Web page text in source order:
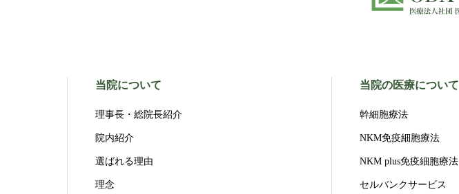
当院について
理事長・総院長紹介
院内紹介
選ばれる理由
理念
当院の医療について
幹細胞療法
NKM免疫細胞療法
NKM plus免疫細胞療法
セルバンクサービス